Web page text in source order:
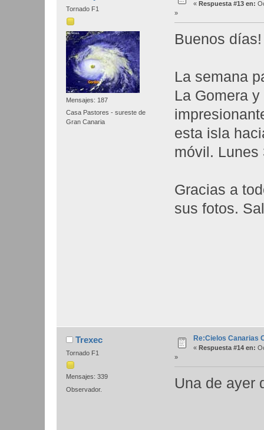
Tornado F1
Mensajes: 187
Casa Pastores - sureste de
Gran Canaria
« Respuesta #13 en:
»
Buenos
La semana
La Gomera
esta isla
móvil. Lunes
Gracias a
sus fotos.
Trexec
Tornado F1
Mensajes: 339
Observador.
Re:Cielos Canarias
« Respuesta #14 en:
»
Una de ayer